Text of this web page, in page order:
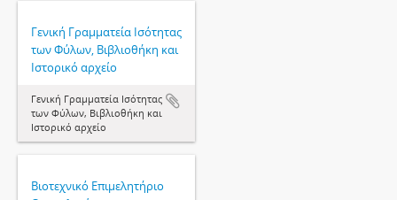
Γενική Γραμματεία Ισότητας
των Φύλων, Βιβλιοθήκη και
Ιστορικό αρχείο
Γενική Γραμματεία Ισότητας
των Φύλων, Βιβλιοθήκη και
Ιστορικό αρχείο
Βιοτεχνικό Επιμελητήριο